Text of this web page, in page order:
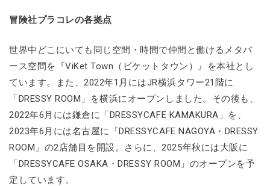
冒険社プラコレの各拠点
世界中どこにいても同じ空間・時間で仲間と働けるメタバ
ース空間を『ViKet Town（ビケットタウン）』を本社とし
ています。また、2022年1月にはJR横浜タワー21階に
「DRESSY ROOM」を横浜にオープンしました。その後も、
2022年6月には鎌倉に「DRESSYCAFE KAMAKURA」を、
2023年6月には名古屋に「DRESSYCAFE NAGOYA・DRESSY
ROOM」の2店舗目を開設。さらに、2025年秋には大阪に
「DRESSYCAFE OSAKA・DRESSY ROOM」のオープンを予
定しています。